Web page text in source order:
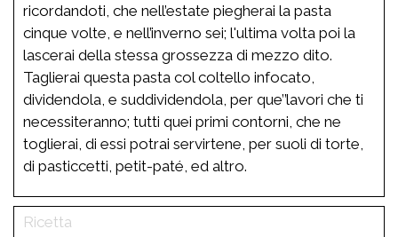
ricordandoti, che nell’estate piegherai la pasta
cinque volte, e nell’inverno sei; l'ultima volta poi la
lascerai della stessa grossezza di mezzo dito.
Taglierai questa pasta col coltello infocato,
dividendola, e suddividendola, per que’’lavori che ti
necessiteranno; tutti quei primi contorni, che ne
toglierai, di essi potrai servirtene, per suoli di torte,
di pasticcetti, petit-paté, ed altro.